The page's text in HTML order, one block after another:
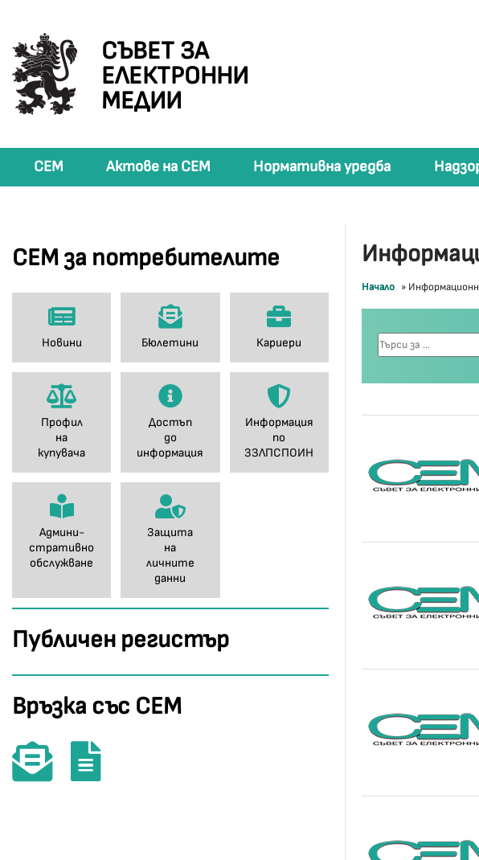
СЪВЕТ ЗА
ЕЛЕКТРОННИ
МЕДИИ
СЕМ Актове на СЕМ Нормативна уредба
СЕМ за потребителите
Новини Бюлетини Кариери
Профил
на
купувача
Достъп
до
информация
Информация
по
ЗЗЛПСПОИН
Админи-
стративно
обслужване
Защита
на
личните
данни
Публичен регистър
Връзка със СЕМ
Начало »